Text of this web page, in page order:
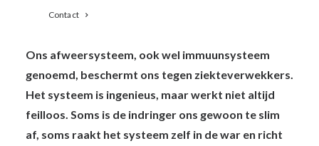
Contact
Ons afweersysteem
Ons afweersysteem, ook wel immuunsysteem
genoemd, beschermt ons tegen ziekteverwekkers.
Het systeem is ingenieus, maar werkt niet altijd
feilloos. Soms is de indringer ons gewoon te slim
af, soms raakt het systeem zelf in de war en richt